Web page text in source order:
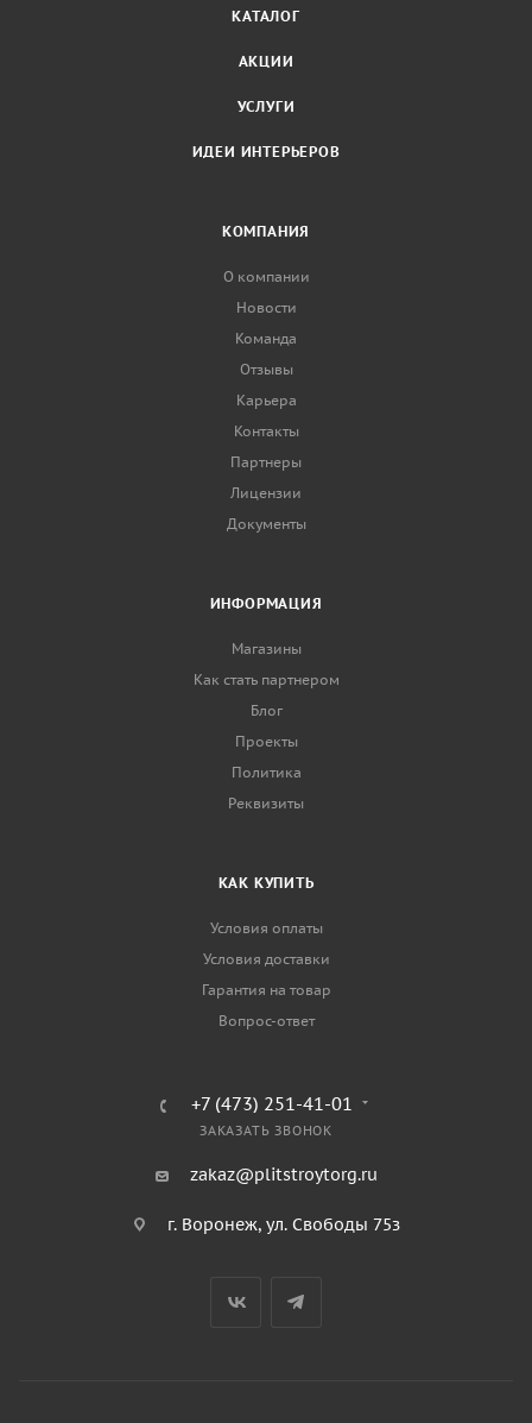
КАТАЛОГ
АКЦИИ
УСЛУГИ
ИДЕИ ИНТЕРЬЕРОВ
КОМПАНИЯ
О компании
Новости
Команда
Отзывы
Карьера
Контакты
Партнеры
Лицензии
Документы
ИНФОРМАЦИЯ
Магазины
Как стать партнером
Блог
Проекты
Политика
Реквизиты
КАК КУПИТЬ
Условия оплаты
Условия доставки
Гарантия на товар
Вопрос-ответ
+7 (473) 251-41-01
ЗАКАЗАТЬ ЗВОНОК
zakaz@plitstroytorg.ru
г. Воронеж, ул. Свободы 75з